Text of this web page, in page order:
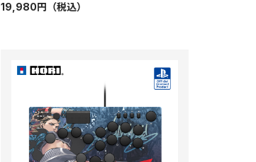
19,980円 （税込）